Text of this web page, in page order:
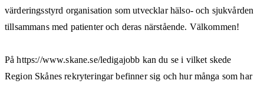
värderingsstyrd organisation som utvecklar hälso- och sjukvården
tillsammans med patienter och deras närstående. Välkommen!
På https://www.skane.se/ledigajobb kan du se i vilket skede
Region Skånes rekryteringar befinner sig och hur många som har